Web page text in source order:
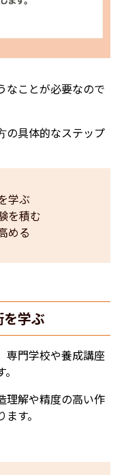
なことが必要なので
の具体的なステップ
学ぶ
を積む
める
学ぶ
専門学校や養成講座
理解や精度の高い作
す。